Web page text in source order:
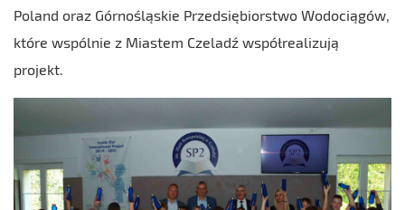
Poland oraz Górnośląskie Przedsiębiorstwo Wodociągów,
które wspólnie z Miastem Czeladź współrealizują
projekt.